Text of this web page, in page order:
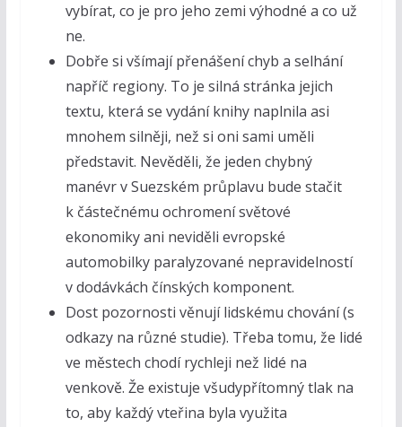
vybírat, co je pro jeho zemi výhodné a co už
ne.
Dobře si všímají přenášení chyb a selhání
napříč regiony. To je silná stránka jejich
textu, která se vydání knihy naplnila asi
mnohem silněji, než si oni sami uměli
představit. Nevěděli, že jeden chybný
manévr v Suezském průplavu bude stačit
k částečnému ochromení světové
ekonomiky ani neviděli evropské
automobilky paralyzované nepravidelností
v dodávkách čínských komponent.
Dost pozornosti věnují lidskému chování (s
odkazy na různé studie). Třeba tomu, že lidé
ve městech chodí rychleji než lidé na
venkově. Že existuje všudypřítomný tlak na
to, aby každý vteřina byla využita